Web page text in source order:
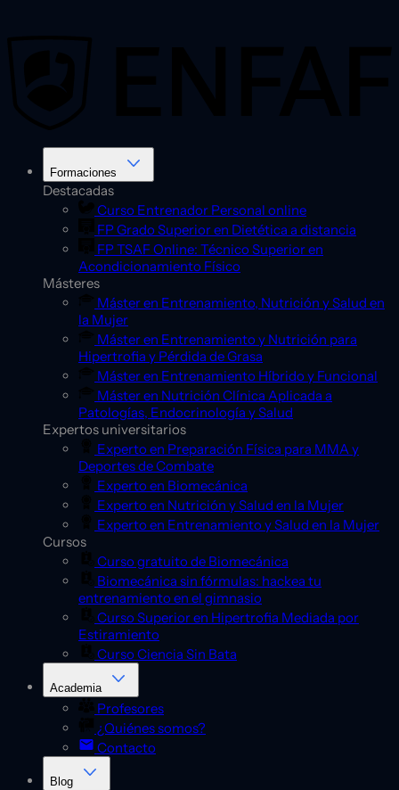
Formaciones
Destacadas
Curso Entrenador Personal online
FP Grado Superior en Dietética a distancia
FP TSAF Online: Técnico Superior en
Acondicionamiento Físico
Másteres
Máster en Entrenamiento, Nutrición y Salud en
la Mujer
Máster en Entrenamiento y Nutrición para
Hipertrofia y Pérdida de Grasa
Máster en Entrenamiento Híbrido y Funcional
Máster en Nutrición Clínica Aplicada a
Patologías, Endocrinología y Salud
Expertos universitarios
Experto en Preparación Física para MMA y
Deportes de Combate
Experto en Biomecánica
Experto en Nutrición y Salud en la Mujer
Experto en Entrenamiento y Salud en la Mujer
Cursos
Curso gratuito de Biomecánica
Biomecánica sin fórmulas: hackea tu
entrenamiento en el gimnasio
Curso Superior en Hipertrofia Mediada por
Estiramiento
Curso Ciencia Sin Bata
Academia
Profesores
¿Quiénes somos?
Contacto
Blog